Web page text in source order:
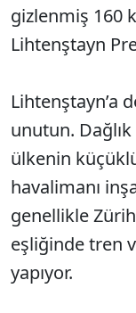
gizlenmiş 160
Lihtenştayn
Lihtenştayn’a
unutun. Dağlık
ülkenin
havalimanı
genellikle
eşliğinde tren
yapıyor.